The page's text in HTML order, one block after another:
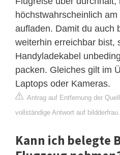
höchstwahrscheinlich
aufladen. Damit du auch
weiterhin erreichbar bist,
Handyladekabel
packen. Gleiches gilt im
Laptops oder Kameras.
Antrag auf Entfernung der
vollständige Antwort auf
Kann ich belegte